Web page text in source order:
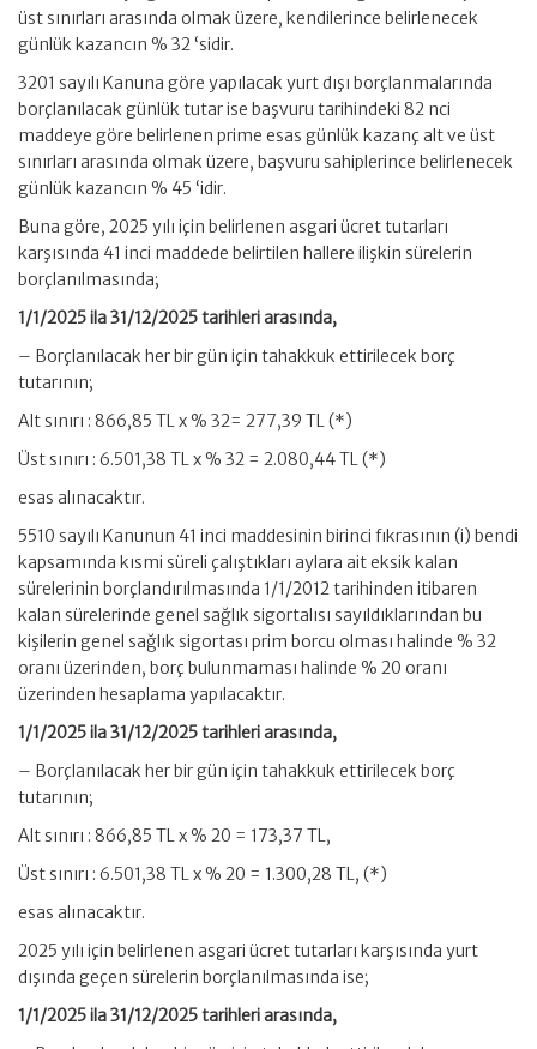
üst sınırları arasında olmak üzere, kendilerince belirlenecek
günlük kazancın % 32 ‘sidir.
3201 sayılı Kanuna göre yapılacak yurt dışı borçlanmalarında
borçlanılacak günlük tutar ise başvuru tarihindeki 82 nci
maddeye göre belirlenen prime esas günlük kazanç alt ve üst
sınırları arasında olmak üzere, başvuru sahiplerince belirlenecek
günlük kazancın % 45 ‘idir.
Buna göre, 2025 yılı için belirlenen asgari ücret tutarları
karşısında 41 inci maddede belirtilen hallere ilişkin sürelerin
borçlanılmasında;
1/1/2025 ila 31/12/2025 tarihleri arasında,
– Borçlanılacak her bir gün için tahakkuk ettirilecek borç
tutarının;
Alt sınırı : 866,85 TL x % 32= 277,39 TL (*)
Üst sınırı : 6.501,38 TL x % 32 = 2.080,44 TL (*)
esas alınacaktır.
5510 sayılı Kanunun 41 inci maddesinin birinci fıkrasının (i) bendi
kapsamında kısmi süreli çalıştıkları aylara ait eksik kalan
sürelerinin borçlandırılmasında 1/1/2012 tarihinden itibaren
kalan sürelerinde genel sağlık sigortalısı sayıldıklarından bu
kişilerin genel sağlık sigortası prim borcu olması halinde % 32
oranı üzerinden, borç bulunmaması halinde % 20 oranı
üzerinden hesaplama yapılacaktır.
1/1/2025 ila 31/12/2025 tarihleri arasında,
– Borçlanılacak her bir gün için tahakkuk ettirilecek borç
tutarının;
Alt sınırı : 866,85 TL x % 20 = 173,37 TL,
Üst sınırı : 6.501,38 TL x % 20 = 1.300,28 TL, (*)
esas alınacaktır.
2025 yılı için belirlenen asgari ücret tutarları karşısında yurt
dışında geçen sürelerin borçlanılmasında ise;
1/1/2025 ila 31/12/2025 tarihleri arasında,